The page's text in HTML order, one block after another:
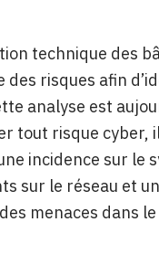
technique des
des risques afin
analyse est
tout risque
incidence sur le
sur le réseau et
menaces dans